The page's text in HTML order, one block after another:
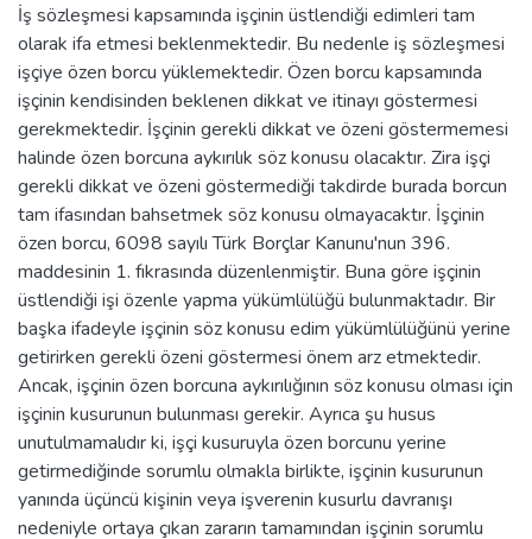
İş sözleşmesi kapsamında işçinin üstlendiği edimleri tam
olarak ifa etmesi beklenmektedir. Bu nedenle iş sözleşmesi
işçiye özen borcu yüklemektedir. Özen borcu kapsamında
işçinin kendisinden beklenen dikkat ve itinayı göstermesi
gerekmektedir. İşçinin gerekli dikkat ve özeni göstermemesi
halinde özen borcuna aykırılık söz konusu olacaktır. Zira işçi
gerekli dikkat ve özeni göstermediği takdirde burada borcun
tam ifasından bahsetmek söz konusu olmayacaktır. İşçinin
özen borcu, 6098 sayılı Türk Borçlar Kanunu'nun 396.
maddesinin 1. fıkrasında düzenlenmiştir. Buna göre işçinin
üstlendiği işi özenle yapma yükümlülüğü bulunmaktadır. Bir
başka ifadeyle işçinin söz konusu edim yükümlülüğünü yerine
getirirken gerekli özeni göstermesi önem arz etmektedir.
Ancak, işçinin özen borcuna aykırılığının söz konusu olması için
işçinin kusurunun bulunması gerekir. Ayrıca şu husus
unutulmamalıdır ki, işçi kusuruyla özen borcunu yerine
getirmediğinde sorumlu olmakla birlikte, işçinin kusurunun
yanında üçüncü kişinin veya işverenin kusurlu davranışı
nedeniyle ortaya çıkan zararın tamamından işçinin sorumlu